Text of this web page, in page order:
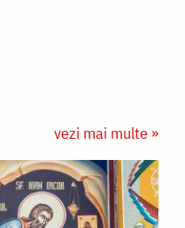
vezi mai multe »